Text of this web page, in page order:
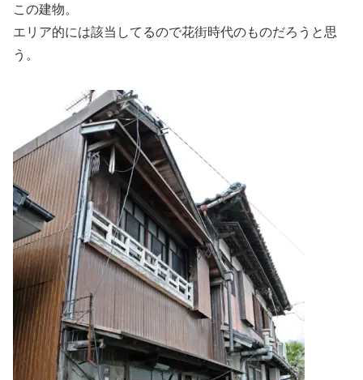
この建物。
エリア的には該当してるので花街時代のものだろうと思
う。